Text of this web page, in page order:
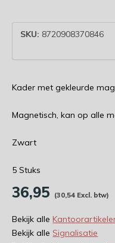
SKU: 8720908370846
Kader met gekleurde
Magnetisch, kan op alle
Zwart
5 Stuks
36,95 (30,54 Excl. btw)
Bekijk alle
Bekijk alle Signalisatie